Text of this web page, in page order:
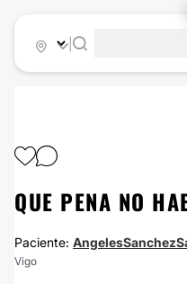
QUE PENA NO
Paciente:
Vigo